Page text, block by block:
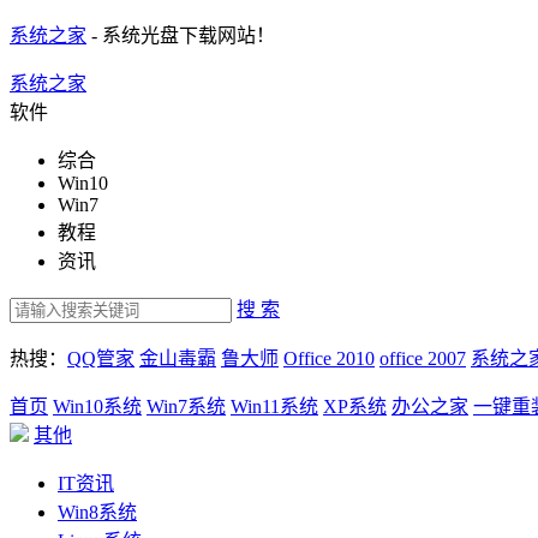
系统之家 - 系统光盘下载网站！
系统之家
软件
综合
Win10
Win7
教程
资讯
搜 索
热搜： QQ管家 金山毒霸 鲁大师 Office 2010 office 2007 系统之
首页 Win10系统 Win7系统 Win11系统 XP系统 办公之家 一键重
其他
IT资讯
Win8系统